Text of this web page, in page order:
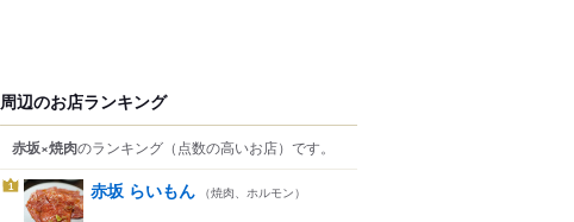
周辺のお店ランキング
赤坂×焼肉のランキング （点数の高いお店） です。
1 赤坂 らいもん （焼肉、ホルモン）